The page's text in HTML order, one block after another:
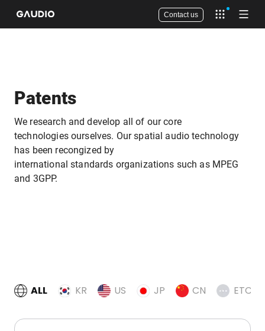
Contact us
Open app
Patents
We research and develop all of our core
technologies ourselves. Our spatial audio technology
has been recongized by
international standards organizations such as MPEG
and 3GPP.
ALL KR US JP CN ETC